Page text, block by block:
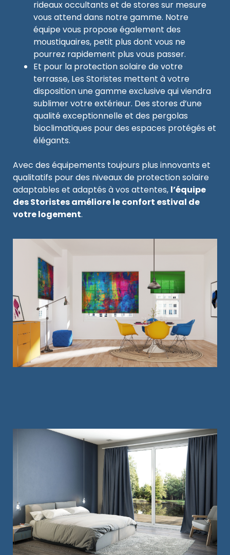
rideaux occultants et de stores sur mesure
vous attend dans notre gamme. Notre
équipe vous propose également des
moustiquaires, petit plus dont vous ne
pourrez rapidement plus vous passer.
Et pour la protection solaire de votre
terrasse, Les Storistes mettent à votre
disposition une gamme exclusive qui viendra
sublimer votre extérieur. Des stores d’une
qualité exceptionnelle et des pergolas
bioclimatiques pour des espaces protégés et
élégants.
Avec des équipements toujours plus innovants et
qualitatifs pour des niveaux de protection solaire
adaptables et adaptés à vos attentes, l’équipe
des Storistes améliore le confort estival de
votre logement.